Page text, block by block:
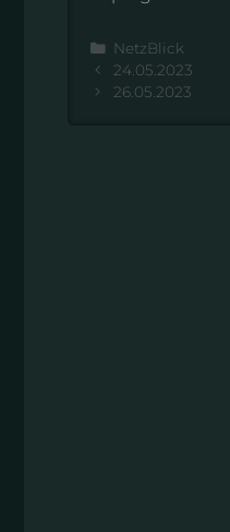
Kategorien
NetzBlick
24.05.2023
26.05.2023